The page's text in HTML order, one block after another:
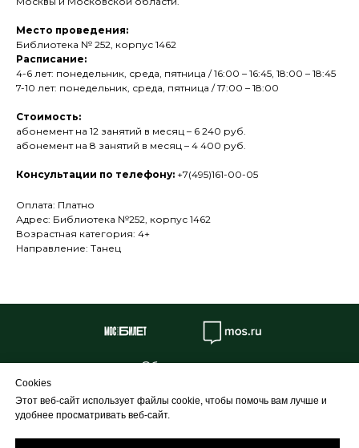
Место проведения:
Библиотека № 252, корпус 1462
Расписание:
4-6 лет: понедельник, среда, пятница / 16:00 – 16:45, 18:00 – 18:45
7-10 лет: понедельник, среда, пятница / 17:00 – 18:00
Стоимость:
абонемент на 12 занятий в месяц – 6 240 руб.
абонемент на 8 занятий в месяц – 4 400 руб.
Консультации по телефону: +7(495)161-00-05
Оплата: Платно
Адрес: Библиотека №252, корпус 1462
Возрастная категория: 4+
Направление: Танец
Об учреждении
Профилактика
Cookies
Этот веб-сайт использует файлы cookie, чтобы помочь вам лучше и
удобнее просматривать веб-сайт.